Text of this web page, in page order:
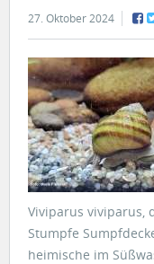
27. Oktober 2024
Viviparus viviparus,
Stumpfe
heimische im